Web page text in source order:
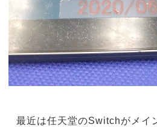
最近は任天堂のSwitchがメイ